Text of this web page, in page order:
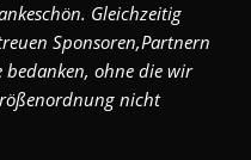
Gleichzeitig
Sponsoren,Partnern
ohne die wir
nicht